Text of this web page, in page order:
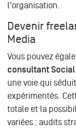
l'organisation.
Devenir
Media
Vous pouvez
consultant Social
une voie qui
expérimentés.
totale et la
variées : audits